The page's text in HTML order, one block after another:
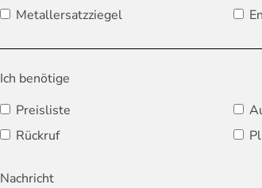
Metallersatzziegel
Ich benötige
Preisliste
Rückruf
Nachricht